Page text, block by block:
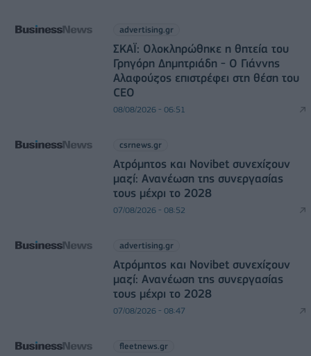
advertising.gr
ΣΚΑΪ: Ολοκληρώθηκε η θητεία του
Γρηγόρη Δημητριάδη - Ο Γιάννης
Αλαφούζος επιστρέφει στη θέση του
CEO
08/08/2026 - 06:51
csrnews.gr
Ατρόμητος και Novibet συνεχίζουν
μαζί: Ανανέωση της συνεργασίας
τους μέχρι το 2028
07/08/2026 - 08:52
advertising.gr
Ατρόμητος και Novibet συνεχίζουν
μαζί: Ανανέωση της συνεργασίας
τους μέχρι το 2028
07/08/2026 - 08:47
fleetnews.gr